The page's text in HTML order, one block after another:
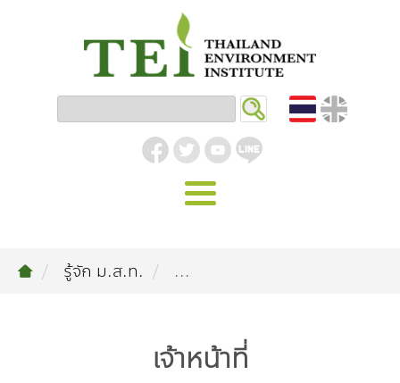
รู้จัก ม.ส.ท.
โครงสร้างองค์กร
สิ่งแวดล้อมอุตสาหกรรม
คลังความรู้
รู้จัก ม.ส.ท. ...
เจ้าหน้าที่